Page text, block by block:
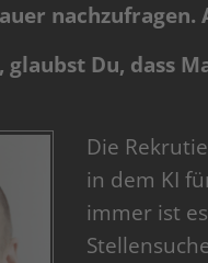
nachzufragen.
glaubst Du, dass
Die
in dem KI
immer ist